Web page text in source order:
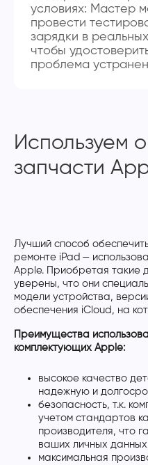
условиях: Мастер
провести
зарядки в
чтобы
проблема
Используем
запчасти
Лучший способ
ремонте iPad —
Apple. Приобретая такие
уверены, что они
модели устройства,
обеспечения iCloud, на
Преимущества
комплектующих Apple:
высокое качество
надежную и
безопасность, т.к.
учетом стандартов
производителя, что
ваших личных
максимальная